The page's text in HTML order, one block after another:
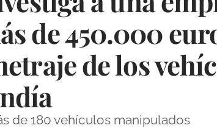
de 450.000
de los
de 180 vehículos manipulados